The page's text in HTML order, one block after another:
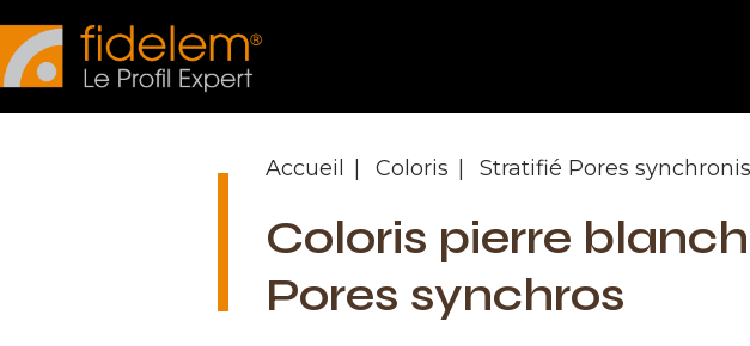
Accueil Coloris Stratifié Pores
Coloris pierre
Pores synchros